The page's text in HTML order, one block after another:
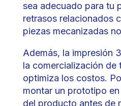
sea adecuado para tu
retrasos relacionados
piezas mecanizadas
Además, la impresión
la comercialización de
optimiza los costos.
montar un prototipo
del producto antes de